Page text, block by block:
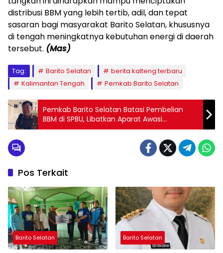
distribusi BBM yang lebih tertib, adil, dan tepat
sasaran bagi masyarakat Barito Selatan, khususnya
di tengah meningkatnya kebutuhan energi di daerah
tersebut. (Mas)
Tag: Barito Selatan
berita kalteng terbaru
Kalimantan Tengah
Pemkab Barito Selatan
Pemkab Barito Selatan Batasi Pembelian
BBM di SPBU, Libatkan Aparat Awasi
Penimbunan
Pos Terkait
Barito Selatan Barito Selatan